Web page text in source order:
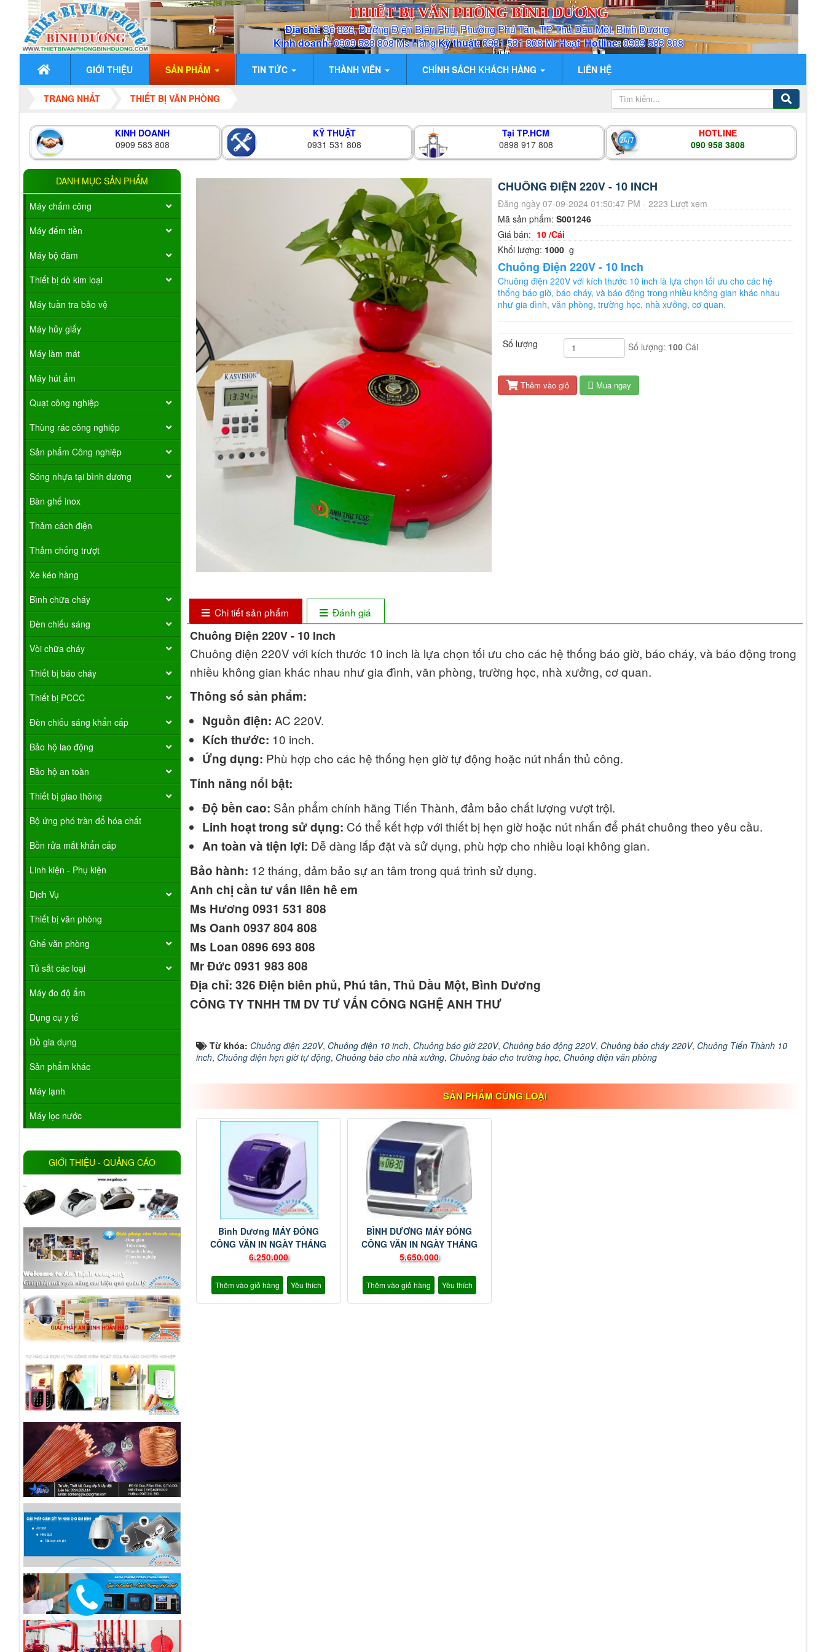
THIẾT BỊ VĂN PHÒNG BÌNH DƯƠNG
Địa chỉ:Số 326, Đường Điện Biên Phủ, Phường Phú Tân, TP Thủ Dầu Một, Bình Dương
Kinh doanh:0909 583 808 Ms HằngKỹ thuật:0931 531 808 Mr HoạtHotline:0909 583 808
GIỚI THIỆU SẢN PHẨM TIN TỨC THÀNH VIÊN CHÍNH SÁCH KHÁCH HÀNG LIÊN HỆ
TRANG NHẤT THIẾT BỊ VĂN PHÒNG
KINH DOANH
0909 583 808
KỸ THUẬT
0931 531 808
Tại TP.HCM
0898 917 808
HOTLINE
090 958 3808
CHUÔNG ĐIỆN 220V - 10 INCH
Đăng ngày 07-09-2024 01:50:47 PM - 2223 Lượt xem
Mã sản phẩm:S001246
Giá bán: 10 /Cái
Khối lượng: 1000 g
Chuông Điện 220V - 10 Inch
Chuông điện 220V với kích thước 10 inch là lựa chọn tối ưu cho các hệ
thống báo giờ, báo cháy, và báo động trong nhiều không gian khác nhau
như gia đình, văn phòng, trường học, nhà xưởng, cơ quan.
Số lượng Số lượng: 100 Cái
Thêm vào giỏ Mua ngay
Chi tiết sản phẩm Đánh giá
Chuông Điện 220V - 10 Inch
Chuông điện 220V với kích thước 10 inch là lựa chọn tối ưu cho các hệ thống báo giờ, báo cháy, và báo động trong
nhiều không gian khác nhau như gia đình, văn phòng, trường học, nhà xưởng, cơ quan.
Thông số sản phẩm:
Nguồn điện: AC 220V.
Kích thước: 10 inch.
Ứng dụng: Phù hợp cho các hệ thống hẹn giờ tự động hoặc nút nhấn thủ công.
Tính năng nổi bật:
Độ bền cao: Sản phẩm chính hãng Tiến Thành, đảm bảo chất lượng vượt trội.
Linh hoạt trong sử dụng: Có thể kết hợp với thiết bị hẹn giờ hoặc nút nhấn để phát chuông theo yêu cầu.
An toàn và tiện lợi: Dễ dàng lắp đặt và sử dụng, phù hợp cho nhiều loại không gian.
Bảo hành: 12 tháng, đảm bảo sự an tâm trong quá trình sử dụng.
Anh chị cần tư vấn liên hê em
Ms Hương 0931 531 808
Ms Oanh 0937 804 808
Ms Loan 0896 693 808
Mr Đức 0931 983 808
Địa chỉ: 326 Điện biên phủ, Phú tân, Thủ Dầu Một, Bình Dương
CÔNG TY TNHH TM DV TƯ VẤN CÔNG NGHỆ ANH THƯ
Từ khóa: Chuông điện 220V, Chuông điện 10 inch, Chuông báo giờ 220V, Chuông báo động 220V, Chuông báo cháy 220V, Chuông Tiến Thành 10
inch, Chuông điện hẹn giờ tự động, Chuông báo cho nhà xưởng, Chuông báo cho trường học, Chuông điện văn phòng
SẢN PHẨM CÙNG LOẠI
Bình Dương MÁY ĐÓNG
CÔNG VĂN IN NGÀY THÁNG
SEIKO TP-20
6.250.000
Thêm vào giỏ hàng Yêu thích
BÌNH DƯƠNG MÁY ĐÓNG
CÔNG VĂN IN NGÀY THÁNG
NIDEKA AP-20
5.650.000
Thêm vào giỏ hàng Yêu thích
DANH MỤC SẢN PHẨM
Máy chấm công
Máy đếm tiền
Máy bộ đàm
Thiết bị dò kim loại
Máy tuần tra bảo vệ
Máy hủy giấy
Máy làm mát
Máy hút ẩm
Quạt công nghiệp
Thùng rác công nghiệp
Sản phẩm Công nghiệp
Sóng nhựa tại bình dương
Bàn ghế inox
Thảm cách điện
Thảm chống trượt
Xe kéo hàng
Bình chữa cháy
Đèn chiếu sáng
Vòi chữa cháy
Thiết bị báo cháy
Thiết bị PCCC
Đèn chiếu sáng khẩn cấp
Bảo hộ lao động
Bảo hộ an toàn
Thiết bị giao thông
Bộ ứng phó tràn đổ hóa chất
Bồn rửa mắt khẩn cấp
Linh kiện - Phụ kiện
Dịch Vụ
Thiết bị văn phòng
Ghế văn phòng
Tủ sắt các loại
Máy đo độ ẩm
Dụng cụ y tế
Đồ gia dụng
Sản phẩm khác
Máy lạnh
Máy lọc nước
GIỚI THIỆU - QUẢNG CÁO